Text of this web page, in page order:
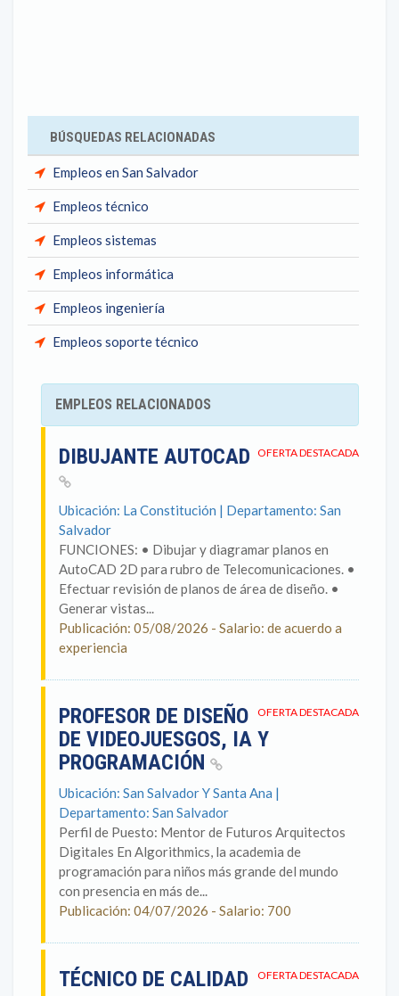
BÚSQUEDAS RELACIONADAS
Empleos en San Salvador
Empleos técnico
Empleos sistemas
Empleos informática
Empleos ingeniería
Empleos soporte técnico
EMPLEOS RELACIONADOS
OFERTA DESTACADA
DIBUJANTE AUTOCAD
Ubicación: La Constitución | Departamento: San
Salvador
FUNCIONES: • Dibujar y diagramar planos en
AutoCAD 2D para rubro de Telecomunicaciones. •
Efectuar revisión de planos de área de diseño. •
Generar vistas...
Publicación: 05/08/2026 - Salario: de acuerdo a
experiencia
OFERTA DESTACADA
PROFESOR DE DISEÑO
DE VIDEOJUESGOS, IA Y
PROGRAMACIÓN
Ubicación: San Salvador Y Santa Ana |
Departamento: San Salvador
Perfil de Puesto: Mentor de Futuros Arquitectos
Digitales En Algorithmics, la academia de
programación para niños más grande del mundo
con presencia en más de...
Publicación: 04/07/2026 - Salario: 700
OFERTA DESTACADA
TÉCNICO DE CALIDAD